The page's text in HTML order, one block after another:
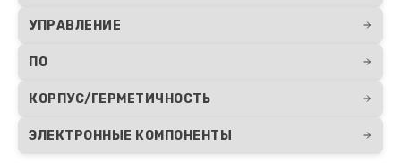
УПРАВЛЕНИЕ
ПО
КОРПУС/ГЕРМЕТИЧНОСТЬ
ЭЛЕКТРОННЫЕ КОМПОНЕНТЫ